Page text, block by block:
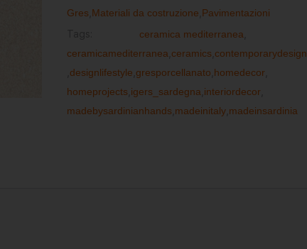
Gres Materiali da costruzione Pavimentazioni
ceramica mediterranea
ceramicamediterranea ceramics contemporarydesign
designlifestyle gresporcellanato homedecor
homeprojects igers_sardegna interiordecor
madebysardinianhands madeinitaly, madeinsardinia